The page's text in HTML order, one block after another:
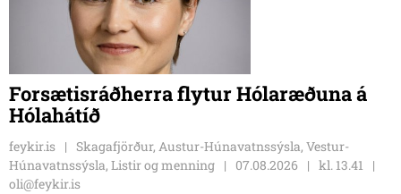
Forsætisráðherra flytur Hólaræðuna á
Hólahátíð
feykir.is
Skagafjörður, Austur-Húnavatnssýsla, Vestur-
Húnavatnssýsla, Listir og menning
07.08.2026
kl. 13.41
oli@feykir.is